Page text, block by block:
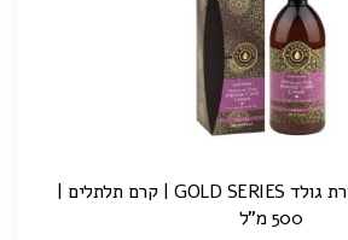
MOROCCAN | סדרת גולד GOLD SERIES | קרם תלתלים |
500 מ"ל